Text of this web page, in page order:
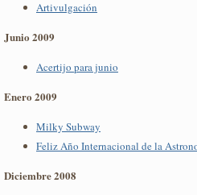
Artivulgación
Junio 2009
Acertijo para junio
Enero 2009
Milky Subway
Feliz Año Internacional de la
Diciembre 2008